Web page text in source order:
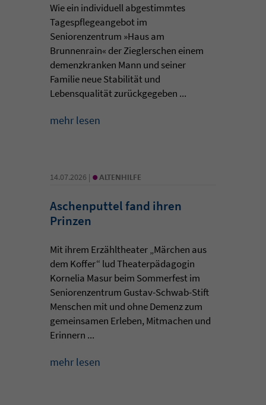
Wie ein individuell abgestimmtes
Tagespflegeangebot im
Seniorenzentrum »Haus am
Brunnenrain« der Zieglerschen einem
demenzkranken Mann und seiner
Familie neue Stabilität und
Lebensqualität zurückgegeben ...
mehr lesen
14.07.2026 | • ALTENHILFE
Aschenputtel fand ihren
Prinzen
Mit ihrem Erzähltheater „Märchen aus
dem Koffer“ lud Theaterpädagogin
Kornelia Masur beim Sommerfest im
Seniorenzentrum Gustav-Schwab-Stift
Menschen mit und ohne Demenz zum
gemeinsamen Erleben, Mitmachen und
Erinnern ...
mehr lesen